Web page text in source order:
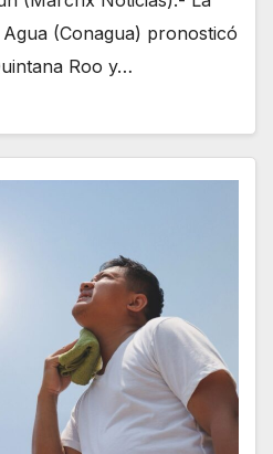
(Conagua) pronosticó
Roo y…